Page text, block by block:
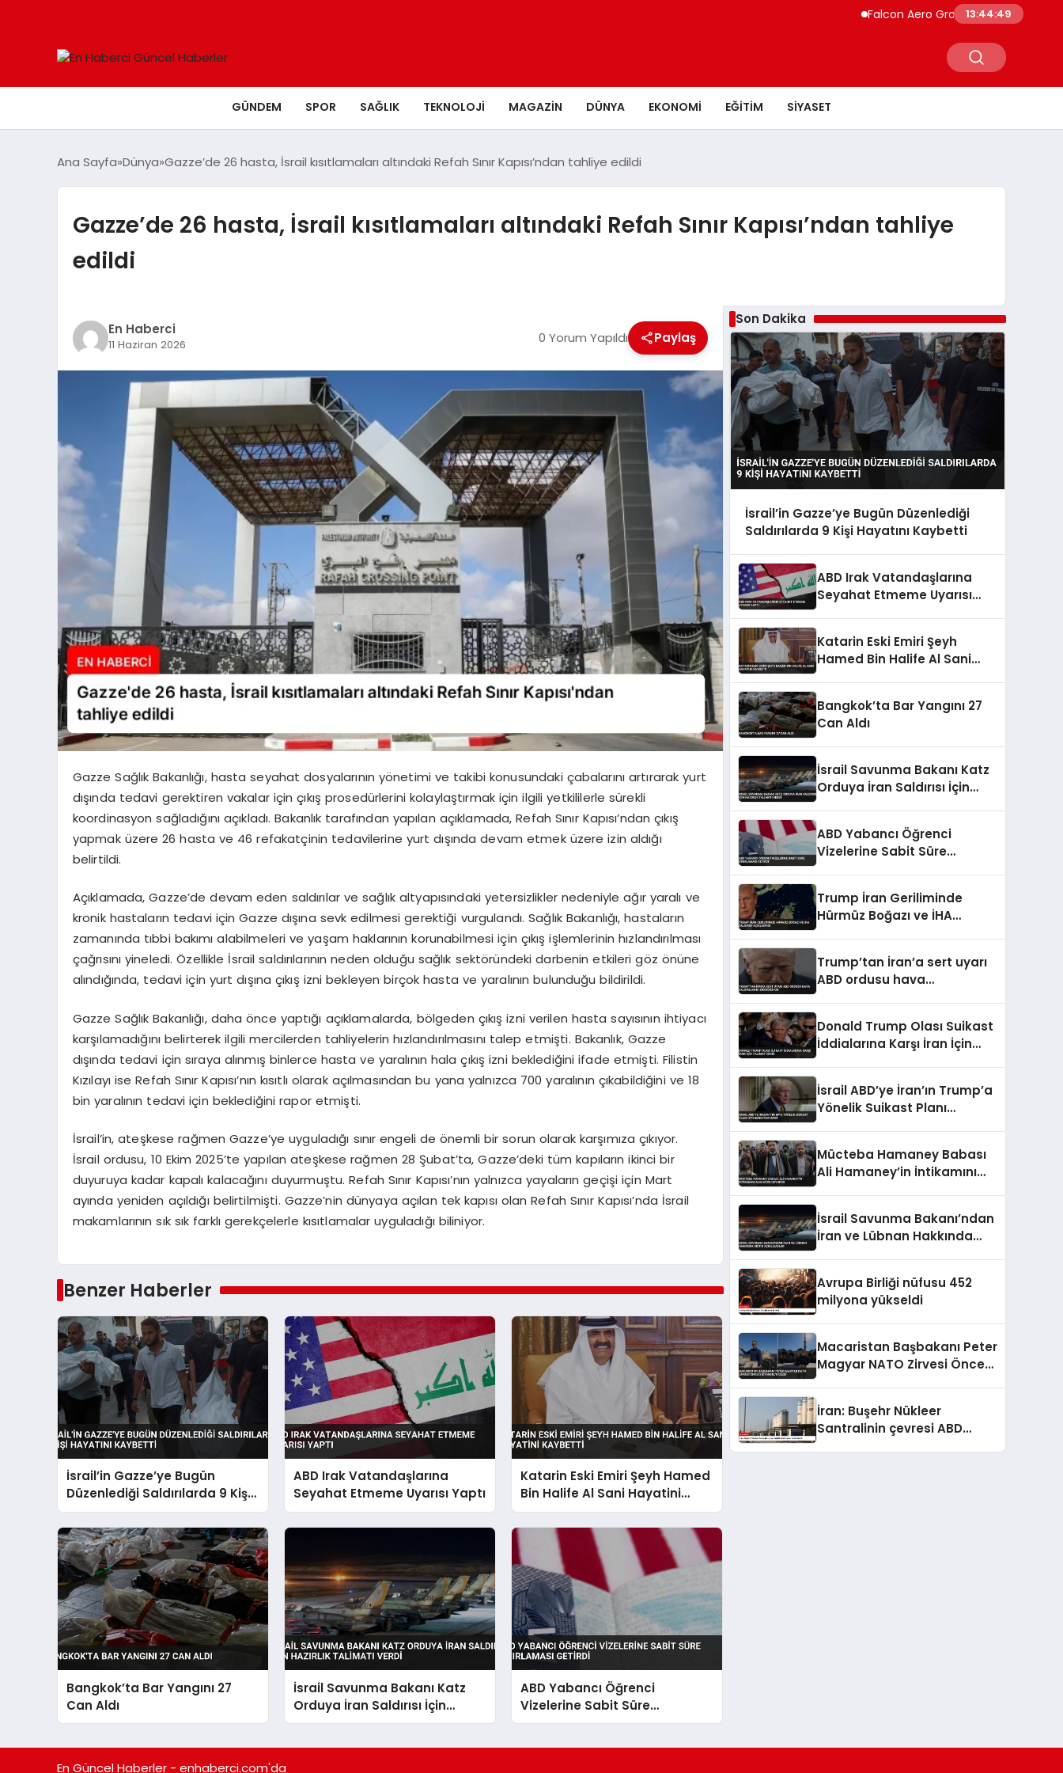
Falcon Aero Group, Küresel Havacılık
13:44:50
GÜNDEM SPOR SAĞLIK TEKNOLOJI MAGAZIN DÜNYA EKONOMI EĞITIM SIYASET
Ana Sayfa Dünya Gazze’de 26 hasta, İsrail kısıtlamaları altındaki Refah Sınır Kapısı’ndan tahliye edildi
Gazze’de 26 hasta, İsrail kısıtlamaları altındaki Refah Sınır Kapısı’ndan tahliye
edildi
En Haberci
11 Haziran 2026 0 Yorum Yapıldı Paylaş
Gazze Sağlık Bakanlığı, hasta seyahat dosyalarının yönetimi ve takibi konusundaki çabalarını artırarak yurt
dışında tedavi gerektiren vakalar için çıkış prosedürlerini kolaylaştırmak için ilgili yetkililerle sürekli
koordinasyon sağladığını açıkladı. Bakanlık tarafından yapılan açıklamada, Refah Sınır Kapısı’ndan çıkış
yapmak üzere 26 hasta ve 46 refakatçinin tedavilerine yurt dışında devam etmek üzere izin aldığı
belirtildi.
Açıklamada, Gazze’de devam eden saldırılar ve sağlık altyapısındaki yetersizlikler nedeniyle ağır yaralı ve
kronik hastaların tedavi için Gazze dışına sevk edilmesi gerektiği vurgulandı. Sağlık Bakanlığı, hastaların
zamanında tıbbi bakımı alabilmeleri ve yaşam haklarının korunabilmesi için çıkış işlemlerinin hızlandırılması
çağrısını yineledi. Özellikle İsrail saldırılarının neden olduğu sağlık sektöründeki darbenin etkileri göz önüne
alındığında, tedavi için yurt dışına çıkış izni bekleyen birçok hasta ve yaralının bulunduğu bildirildi.
Gazze Sağlık Bakanlığı, daha önce yaptığı açıklamalarda, bölgeden çıkış izni verilen hasta sayısının ihtiyacı
karşılamadığını belirterek ilgili mercilerden tahliyelerin hızlandırılmasını talep etmişti. Bakanlık, Gazze
dışında tedavi için sıraya alınmış binlerce hasta ve yaralının hala çıkış izni beklediğini ifade etmişti. Filistin
Kızılayı ise Refah Sınır Kapısı’nın kısıtlı olarak açılmasından bu yana yalnızca 700 yaralının çıkabildiğini ve 18
bin yaralının tedavi için beklediğini rapor etmişti.
İsrail’in, ateşkese rağmen Gazze’ye uyguladığı sınır engeli de önemli bir sorun olarak karşımıza çıkıyor.
İsrail ordusu, 10 Ekim 2025’te yapılan ateşkese rağmen 28 Şubat’ta, Gazze’deki tüm kapıların ikinci bir
duyuruya kadar kapalı kalacağını duyurmuştu. Refah Sınır Kapısı’nın yalnızca yayaların geçişi için Mart
ayında yeniden açıldığı belirtilmişti. Gazze’nin dünyaya açılan tek kapısı olan Refah Sınır Kapısı’nda İsrail
makamlarının sık sık farklı gerekçelerle kısıtlamalar uyguladığı biliniyor.
Benzer Haberler
İsrail’in Gazze’ye Bugün
Düzenlediği Saldırılarda 9 Kişi
Hayatını Kaybetti
ABD Irak Vatandaşlarına
Seyahat Etmeme Uyarısı Yaptı
Katarin Eski Emiri Şeyh Hamed
Bin Halife Al Sani Hayatini
Kaybetti
Bangkok’ta Bar Yangını 27
Can Aldı
İsrail Savunma Bakanı Katz
Orduya İran Saldırısı İçin
Hazırlık Talimatı Verdi
ABD Yabancı Öğrenci
Vizelerine Sabit Süre
Sınırlaması Getirdi
Son Dakika
İsrail’in Gazze’ye Bugün Düzenlediği
Saldırılarda 9 Kişi Hayatını Kaybetti
ABD Irak Vatandaşlarına
Seyahat Etmeme Uyarısı
Katarin Eski Emiri Şeyh
Hamed Bin Halife Al Sani
Bangkok’ta Bar Yangını 27
Can Aldı
İsrail Savunma Bakanı Katz
Orduya İran Saldırısı İçin
ABD Yabancı Öğrenci
Vizelerine Sabit Süre
Trump İran Geriliminde
Hürmüz Boğazı ve İHA
Trump’tan İran’a sert uyarı
ABD ordusu hava
Donald Trump Olası Suikast
İddialarına Karşı İran İçin
İsrail ABD’ye İran’ın Trump’a
Yönelik Suikast Planı
Mücteba Hamaney Babası
Ali Hamaney’in İntikamını
İsrail Savunma Bakanı’ndan
İran ve Lübnan Hakkında
Avrupa Birliği nüfusu 452
milyona yükseldi
Macaristan Başbakanı Peter
Magyar NATO Zirvesi Öncesi
İran: Buşehr Nükleer
Santralinin çevresi ABD
En Güncel Haberler - enhaberci.com'da